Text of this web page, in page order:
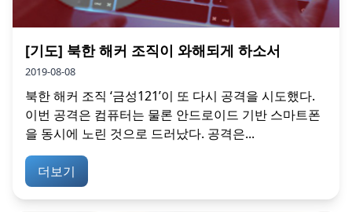
[기도] 북한 해커 조직이 와해되게 하소서
2019-08-08
북한 해커 조직 ‘금성121’이 또 다시 공격을 시도했다.
이번 공격은 컴퓨터는 물론 안드로이드 기반 스마트폰
을 동시에 노린 것으로 드러났다. 공격은...
더보기